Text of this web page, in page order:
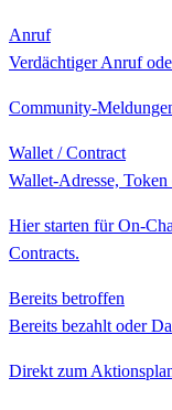
Anruf
Verdächtiger Anruf
Community-
Wallet / Contract
Wallet-Adresse,
Hier starten für On-
Contracts.
Bereits betroffen
Bereits bezahlt oder
Direkt zum